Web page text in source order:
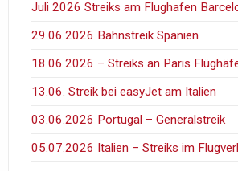
Juli 2026 Streiks am Flughafen
29.06.2026 Bahnstreik Spanien
18.06.2026 – Streiks an Paris
13.06. Streik bei easyJet am Italien
03.06.2026 Portugal – Generalstreik
05.07.2026 Italien – Streiks im